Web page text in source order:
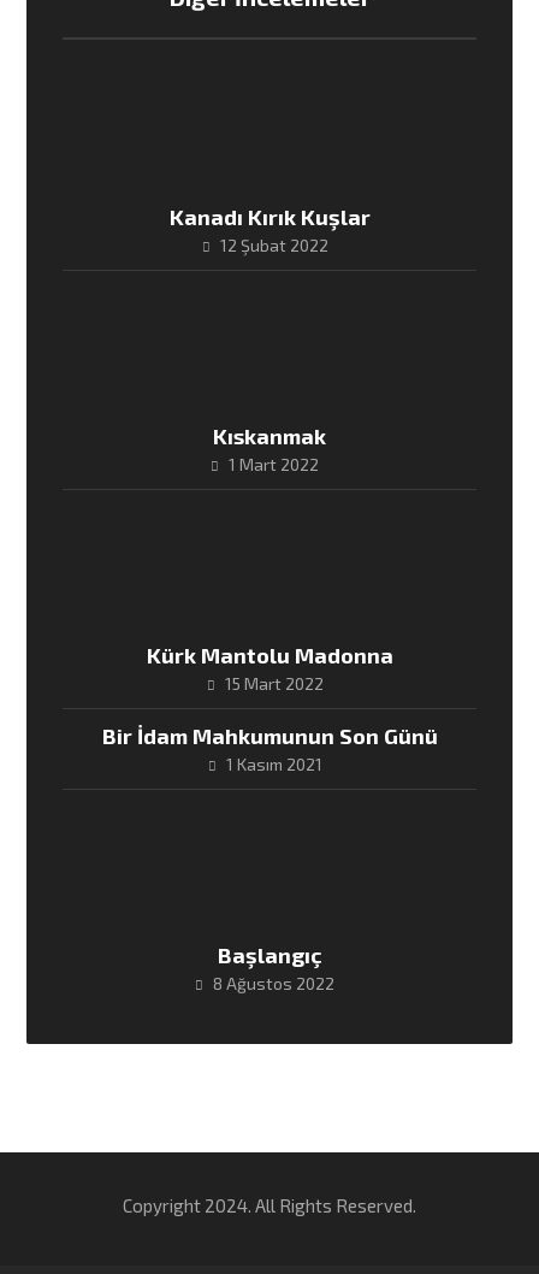
Kanadı Kırık Kuşlar
12 Şubat 2022
Kıskanmak
1 Mart 2022
Kürk Mantolu Madonna
15 Mart 2022
Bir İdam Mahkumunun Son Günü
1 Kasım 2021
Başlangıç
8 Ağustos 2022
Copyright 2024. All Rights Reserved.